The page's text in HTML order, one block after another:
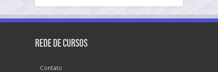
Rede de Cursos
Contato